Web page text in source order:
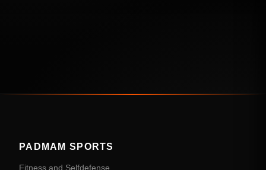
PADMAM SPORTS
Fitness and Selfdefense